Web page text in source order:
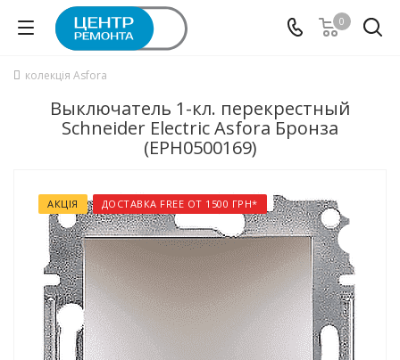
0
колекція Asfora
Выключатель 1-кл. перекрестный
Schneider Electric Asfora Бронза
(EPH0500169)
АКЦІЯ ДОСТАВКА FREE ОТ 1500 ГРН*